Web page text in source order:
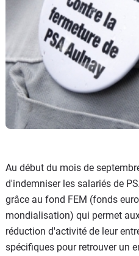
Au début du mois de
d'indemniser les salariés de
grâce au fond FEM (fonds
mondialisation) qui permet
réduction d'activité de leur
spécifiques pour retrouver un